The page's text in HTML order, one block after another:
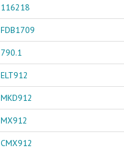
116218
FDB1709
790.1
ELT912
MKD912
MX912
CMX912